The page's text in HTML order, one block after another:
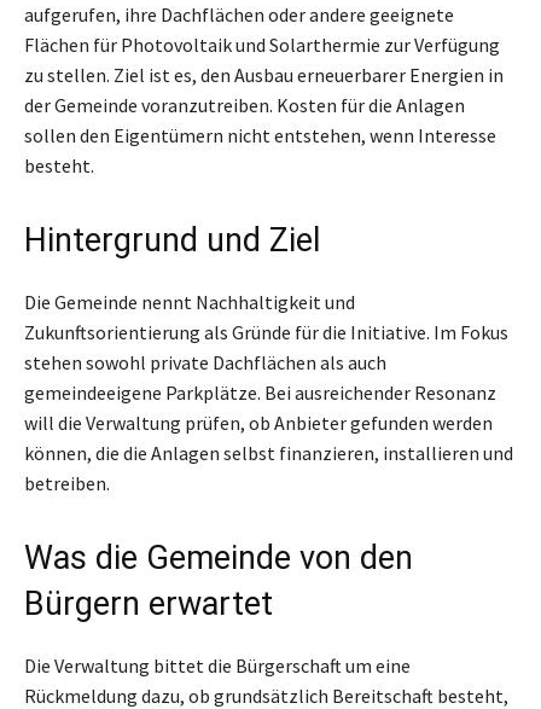
aufgerufen, ihre Dachflächen oder andere geeignete
Flächen für Photovoltaik und Solarthermie zur Verfügung
zu stellen. Ziel ist es, den Ausbau erneuerbarer Energien in
der Gemeinde voranzutreiben. Kosten für die Anlagen
sollen den Eigentümern nicht entstehen, wenn Interesse
besteht.
Hintergrund und Ziel
Die Gemeinde nennt Nachhaltigkeit und
Zukunftsorientierung als Gründe für die Initiative. Im Fokus
stehen sowohl private Dachflächen als auch
gemeindeeigene Parkplätze. Bei ausreichender Resonanz
will die Verwaltung prüfen, ob Anbieter gefunden werden
können, die die Anlagen selbst finanzieren, installieren und
betreiben.
Was die Gemeinde von den
Bürgern erwartet
Die Verwaltung bittet die Bürgerschaft um eine
Rückmeldung dazu, ob grundsätzlich Bereitschaft besteht,